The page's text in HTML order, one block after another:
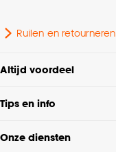
Ruilen en retourneren
Altijd voordeel
Tips en info
Onze diensten